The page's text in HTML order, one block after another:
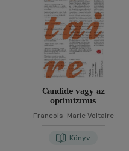
Candide vagy az
optimizmus
Francois-Marie Voltaire
Könyv